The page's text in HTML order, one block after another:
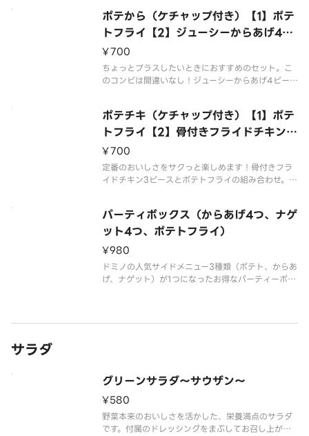
ポテから（ケチャップ付き）【1】ポテ
トフライ【2】ジューシーからあげ4ピ
ース
¥700
ちょっとプラスしたいときにおすすめのセット。こ
のコンビは間違いなし！ジューシーからあげ4ピー
ポテチキ（ケチャップ付き）【1】ポテ
トフライ【2】骨付きフライドチキン3
ピース
¥700
定番のおいしさをサクっと楽しめます！骨付きフラ
イドチキン3ピースとポテトフライの組み合わせ。ケ
パーティボックス（からあげ4つ、ナゲ
ット4つ、ポテトフライ）
¥980
ドミノの人気サイドメニュー3種類（ポテト、からあ
げ、ナゲット）が1つになったお得なパーティーボッ
サラダ
グリーンサラダ～サウザン～
¥580
野菜本来のおいしさを活かした、栄養満点のサラダ
です。付属のドレッシングをまぶしてお召し上がり